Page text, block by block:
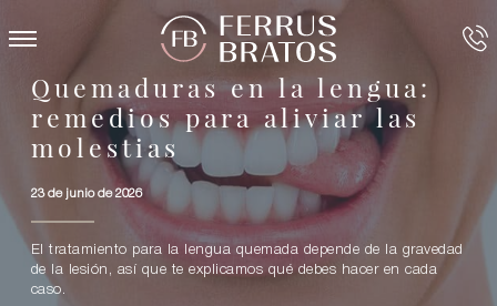
Quemaduras en la lengua:
remedios para aliviar las
molestias
23 de junio de 2026
El tratamiento para la lengua quemada depende de la gravedad
de la lesión, así que te explicamos qué debes hacer en cada
caso.